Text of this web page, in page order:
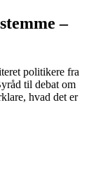
–
politikere fra
til debat om
hvad det er